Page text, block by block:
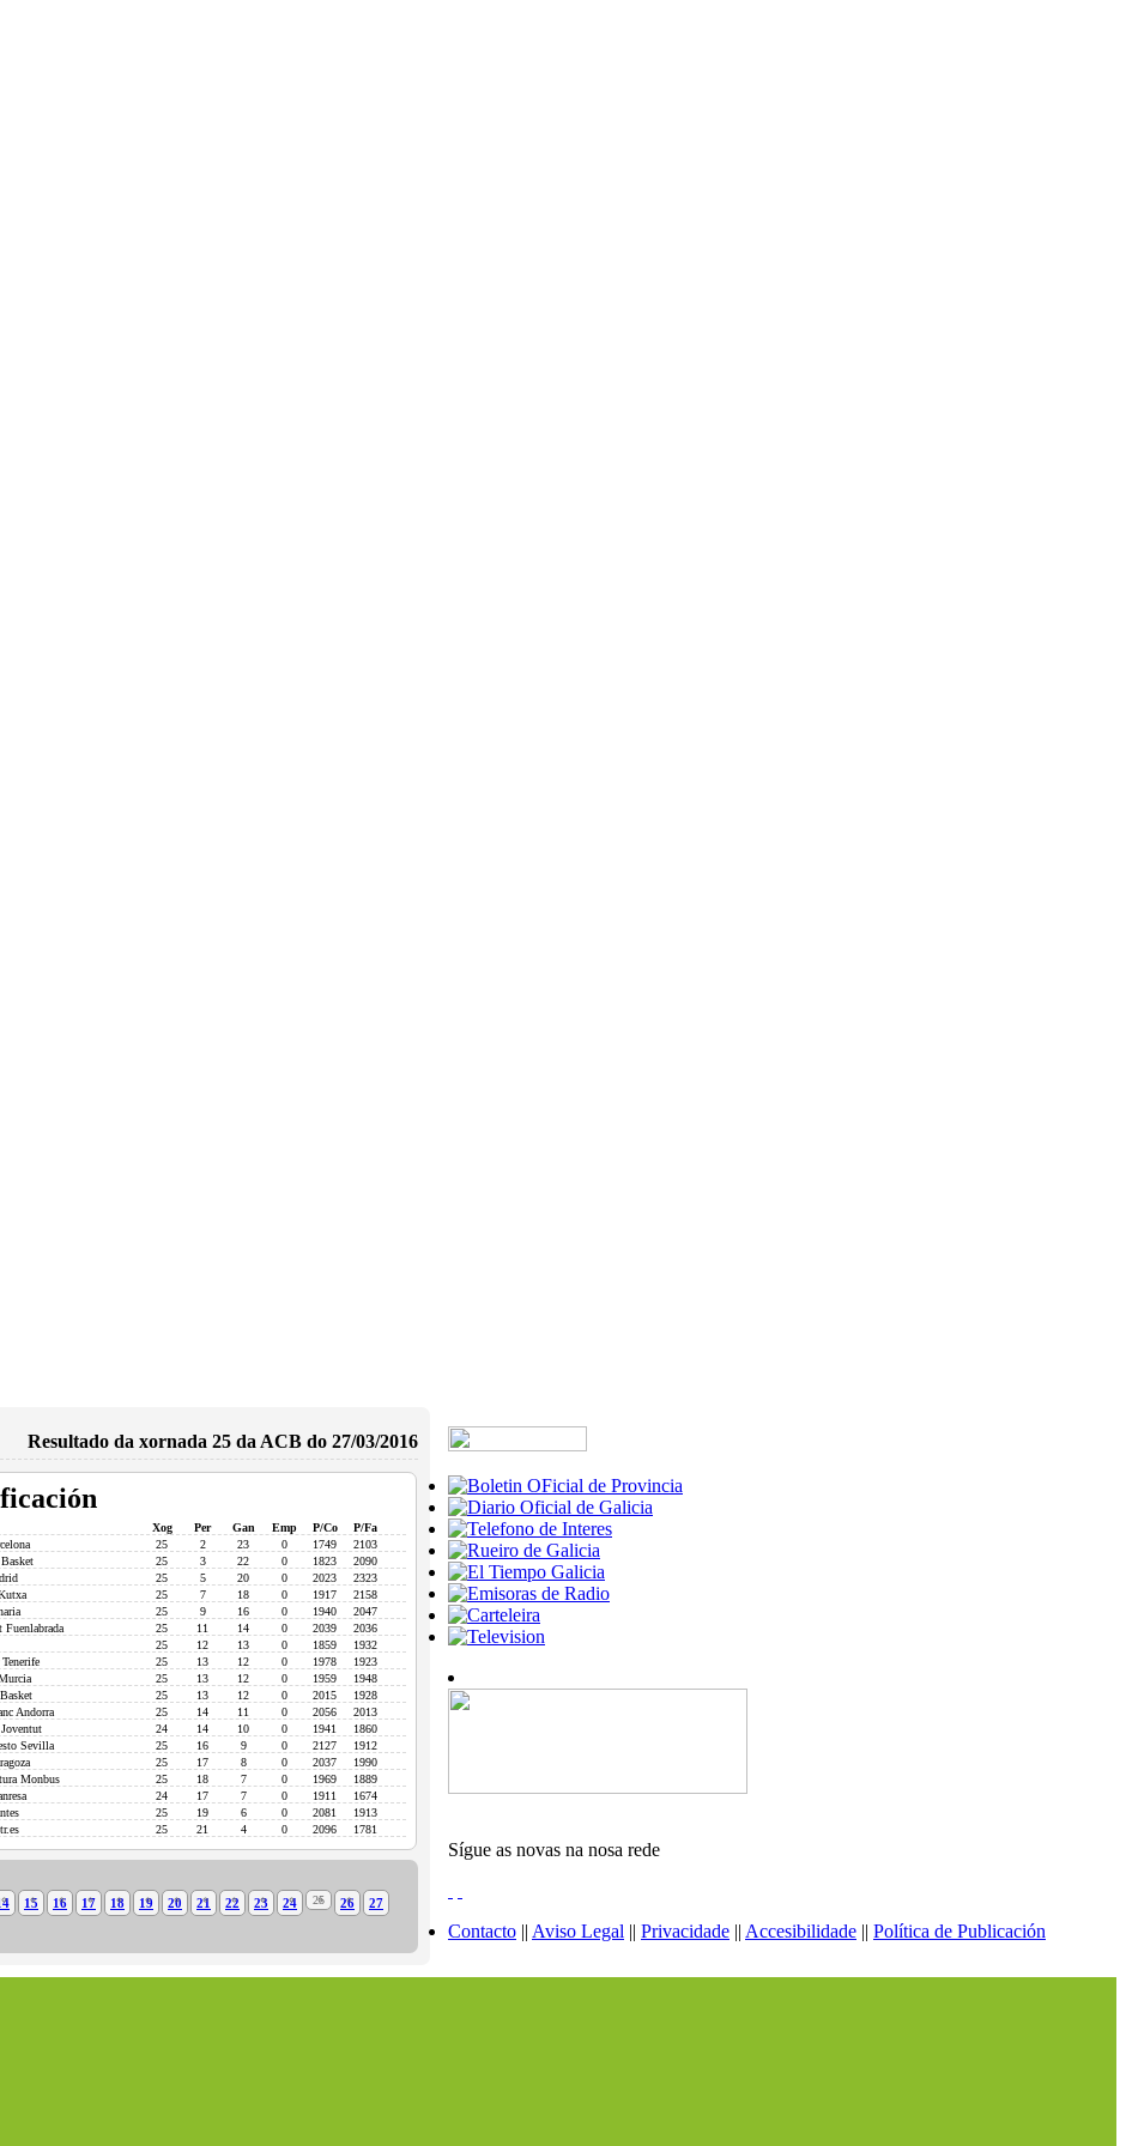
Resultado da xornada 25 da ACB do 27/03/2016
Xog Per Gan Emp P/Co
P/Fa
25 2 23 0 1749
2103
25 3 22 0 1823
2090
25 5 20 0 2023
2323
25 7 18 0 1917
2158
25 9 16 0 1940
2047
25 11 14 0 2039
2036
25 12 13 0 1859
1932
25 13 12 0 1978
1923
25 13 12 0 1959
1948
25 13 12 0 2015
1928
Andorra
25 14 11 0 2056
2013
24 14 10 0 1941
1860
Sevilla
25 16 9 0 2127
1912
25 17 8 0 2037
1990
Monbus
25 18 7 0 1969
1889
24 17 7 0 1911
1674
25 19 6 0 2081
1913
25 21 4 0 2096 1781
15 16 17 18 19 20 21 22 23 24 25 26
27
Sígue as novas na nosa rede
Contacto || Aviso Legal || Privacidade || Accesibilidade || Política de Publicación